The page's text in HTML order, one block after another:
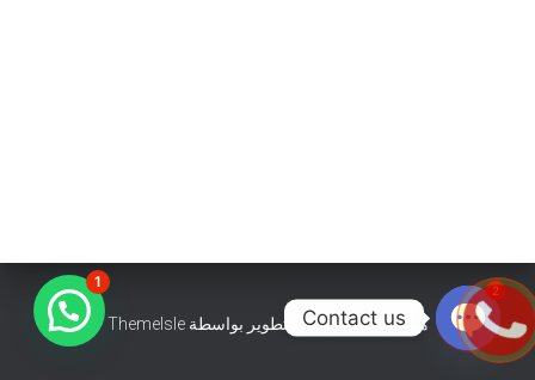
هستيا (Hestia) | تّم التطوير بواسطة ThemeIsle
1
Contact us
2